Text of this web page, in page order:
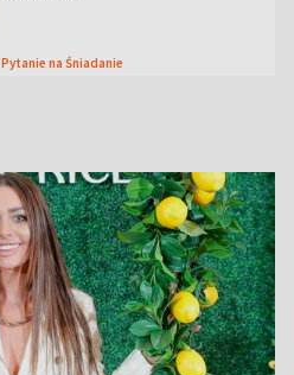
Pytanie na Śniadanie